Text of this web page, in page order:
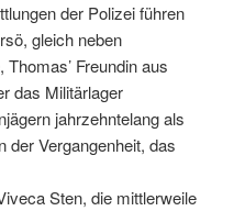
der Polizei führen
gleich neben
Freundin aus
das Militärlager
jahrzehntelang als
der Vergangenheit, das
Sten, die mittlerweile